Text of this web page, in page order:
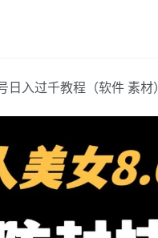
入过千教程（软件 素材）